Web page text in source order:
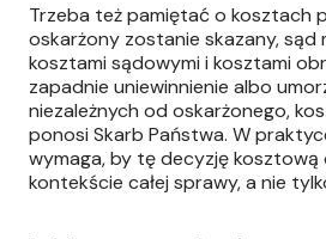
Trzeba też pamiętać o kosztach
oskarżony zostanie skazany, sąd
kosztami sądowymi i kosztami
zapadnie uniewinnienie albo
niezależnych od oskarżonego,
ponosi Skarb Państwa. W
wymaga, by tę decyzję kosztową
kontekście całej sprawy, a nie